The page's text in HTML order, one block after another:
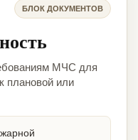
БЛОК ДОКУМЕНТОВ
МЧС для
плановой или